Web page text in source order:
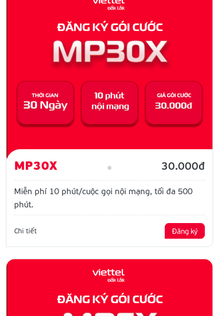
MP30X 30.000đ
Miễn phí 10 phút/cuộc gọi nội mạng, tối đa 500
phút.
Chi tiết Đăng ký